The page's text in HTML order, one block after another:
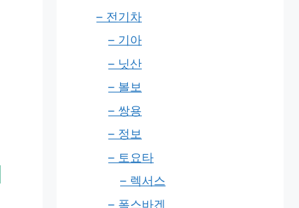
– 전기차
– 기아
– 닛산
– 볼보
– 쌍용
– 정보
– 토요타
– 렉서스
– 폭스바겐